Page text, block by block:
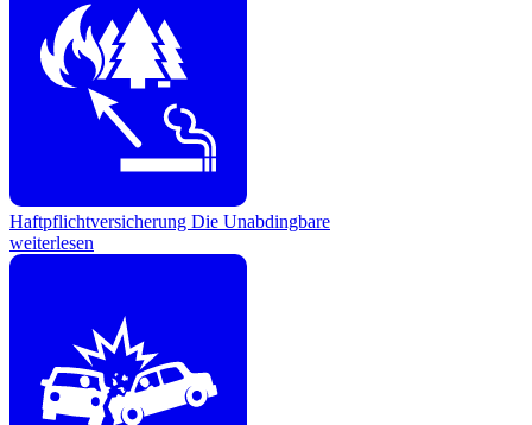
Haftpflichtversicherung Die Unabdingbare
weiterlesen